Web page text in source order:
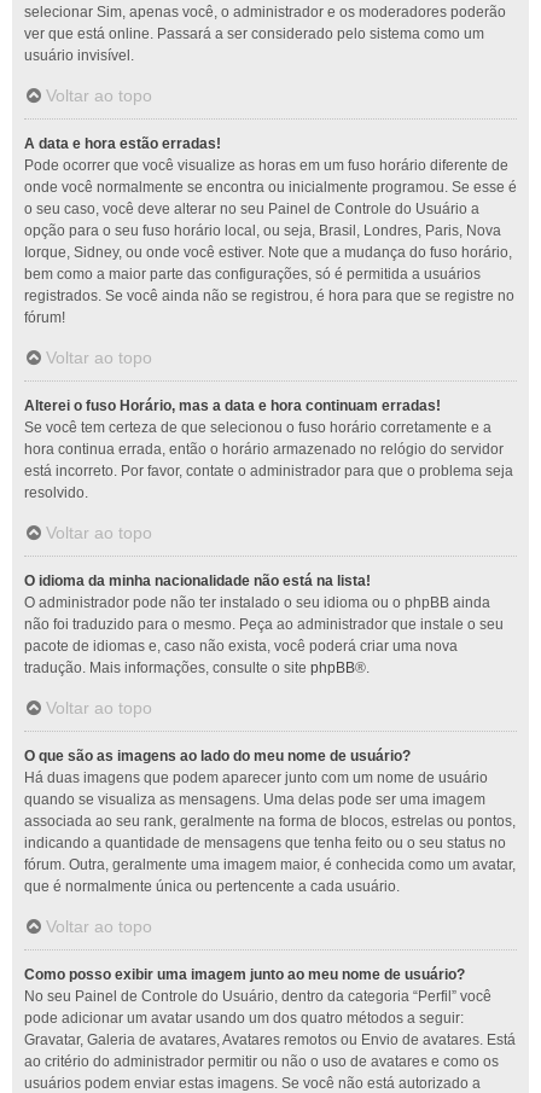
selecionar Sim, apenas você, o administrador e os moderadores poderão
ver que está online. Passará a ser considerado pelo sistema como um
usuário invisível.
Voltar ao topo
A data e hora estão erradas!
Pode ocorrer que você visualize as horas em um fuso horário diferente de
onde você normalmente se encontra ou inicialmente programou. Se esse é
o seu caso, você deve alterar no seu Painel de Controle do Usuário a
opção para o seu fuso horário local, ou seja, Brasil, Londres, Paris, Nova
Iorque, Sidney, ou onde você estiver. Note que a mudança do fuso horário,
bem como a maior parte das configurações, só é permitida a usuários
registrados. Se você ainda não se registrou, é hora para que se registre no
fórum!
Voltar ao topo
Alterei o fuso Horário, mas a data e hora continuam erradas!
Se você tem certeza de que selecionou o fuso horário corretamente e a
hora continua errada, então o horário armazenado no relógio do servidor
está incorreto. Por favor, contate o administrador para que o problema seja
resolvido.
Voltar ao topo
O idioma da minha nacionalidade não está na lista!
O administrador pode não ter instalado o seu idioma ou o phpBB ainda
não foi traduzido para o mesmo. Peça ao administrador que instale o seu
pacote de idiomas e, caso não exista, você poderá criar uma nova
tradução. Mais informações, consulte o site phpBB®.
Voltar ao topo
O que são as imagens ao lado do meu nome de usuário?
Há duas imagens que podem aparecer junto com um nome de usuário
quando se visualiza as mensagens. Uma delas pode ser uma imagem
associada ao seu rank, geralmente na forma de blocos, estrelas ou pontos,
indicando a quantidade de mensagens que tenha feito ou o seu status no
fórum. Outra, geralmente uma imagem maior, é conhecida como um avatar,
que é normalmente única ou pertencente a cada usuário.
Voltar ao topo
Como posso exibir uma imagem junto ao meu nome de usuário?
No seu Painel de Controle do Usuário, dentro da categoria “Perfil” você
pode adicionar um avatar usando um dos quatro métodos a seguir:
Gravatar, Galeria de avatares, Avatares remotos ou Envio de avatares. Está
ao critério do administrador permitir ou não o uso de avatares e como os
usuários podem enviar estas imagens. Se você não está autorizado a